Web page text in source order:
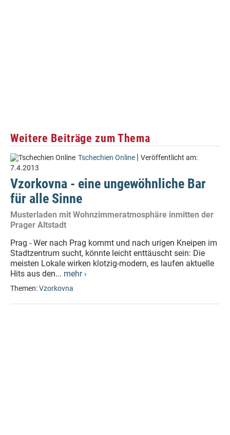
Weitere Beiträge zum Thema
Tschechien Online | Veröffentlicht am:
7.4.2013
Vzorkovna - eine ungewöhnliche Bar
für alle Sinne
Musterladen mit Wohnzimmeratmosphäre inmitten der
Prager Altstadt
Prag - Wer nach Prag kommt und nach urigen Kneipen im
Stadtzentrum sucht, könnte leicht enttäuscht sein: Die
meisten Lokale wirken klotzig-modern, es laufen aktuelle
Hits aus den... mehr ›
Themen:Vzorkovna